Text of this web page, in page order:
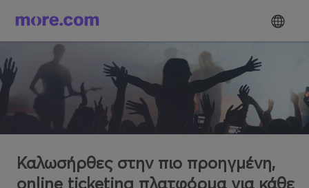
Καλωσήρθες στην πιο προηγμένη,
online ticketing πλατφόρμα για κάθε